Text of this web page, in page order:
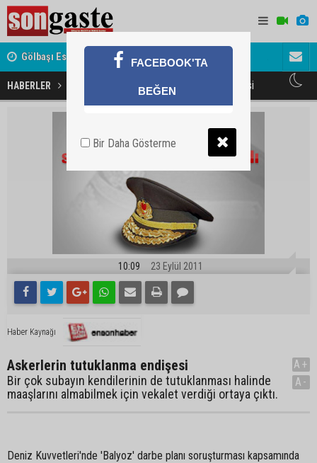
Gölbaşı Esnafının Sesi Ankara Kalkınma Ajansı'nda Avukat
akını
HABERLER Askerlerin tutuklanma endişesi
10:09 23 Eylül 2011
Haber Kaynağı
Askerlerin tutuklanma endişesi
Bir çok subayın kendilerinin de tutuklanması halinde
maaşlarını almabilmek için vekalet verdiği ortaya çıktı.
A+
A-
Deniz Kuvvetleri'nde 'Balyoz' darbe planı soruşturması kapsamında
FACEBOOK'TA
BEĞEN
Bir Daha Gösterme